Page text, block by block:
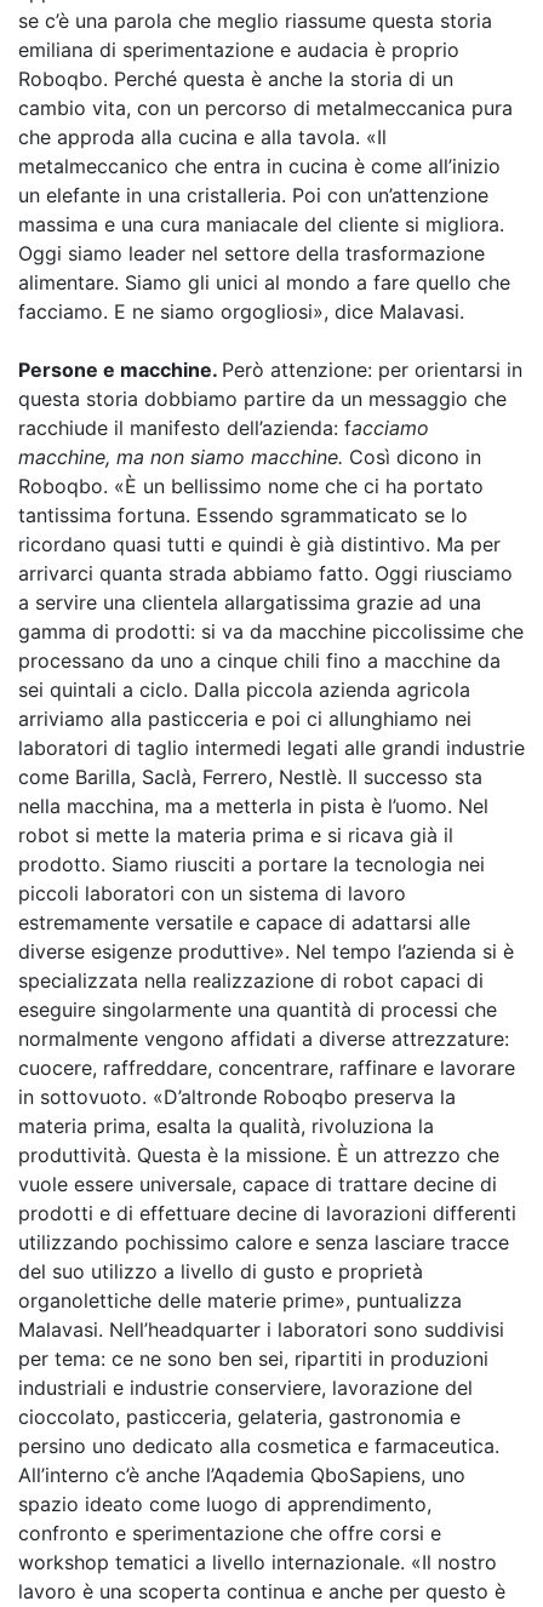
se c’è una parola che meglio riassume questa storia
emiliana di sperimentazione e audacia è proprio
Roboqbo. Perché questa è anche la storia di un
cambio vita, con un percorso di metalmeccanica pura
che approda alla cucina e alla tavola. «Il
metalmeccanico che entra in cucina è come all’inizio
un elefante in una cristalleria. Poi con un’attenzione
massima e una cura maniacale del cliente si migliora.
Oggi siamo leader nel settore della trasformazione
alimentare. Siamo gli unici al mondo a fare quello che
facciamo. E ne siamo orgogliosi», dice Malavasi.
Persone e macchine. Però attenzione: per orientarsi in
questa storia dobbiamo partire da un messaggio che
racchiude il manifesto dell’azienda: facciamo
macchine, ma non siamo macchine. Così dicono in
Roboqbo. «È un bellissimo nome che ci ha portato
tantissima fortuna. Essendo sgrammaticato se lo
ricordano quasi tutti e quindi è già distintivo. Ma per
arrivarci quanta strada abbiamo fatto. Oggi riusciamo
a servire una clientela allargatissima grazie ad una
gamma di prodotti: si va da macchine piccolissime che
processano da uno a cinque chili fino a macchine da
sei quintali a ciclo. Dalla piccola azienda agricola
arriviamo alla pasticceria e poi ci allunghiamo nei
laboratori di taglio intermedi legati alle grandi industrie
come Barilla, Saclà, Ferrero, Nestlè. Il successo sta
nella macchina, ma a metterla in pista è l’uomo. Nel
robot si mette la materia prima e si ricava già il
prodotto. Siamo riusciti a portare la tecnologia nei
piccoli laboratori con un sistema di lavoro
estremamente versatile e capace di adattarsi alle
diverse esigenze produttive». Nel tempo l’azienda si è
specializzata nella realizzazione di robot capaci di
eseguire singolarmente una quantità di processi che
normalmente vengono affidati a diverse attrezzature:
cuocere, raffreddare, concentrare, raffinare e lavorare
in sottovuoto. «D’altronde Roboqbo preserva la
materia prima, esalta la qualità, rivoluziona la
produttività. Questa è la missione. È un attrezzo che
vuole essere universale, capace di trattare decine di
prodotti e di effettuare decine di lavorazioni differenti
utilizzando pochissimo calore e senza lasciare tracce
del suo utilizzo a livello di gusto e proprietà
organolettiche delle materie prime», puntualizza
Malavasi. Nell’headquarter i laboratori sono suddivisi
per tema: ce ne sono ben sei, ripartiti in produzioni
industriali e industrie conserviere, lavorazione del
cioccolato, pasticceria, gelateria, gastronomia e
persino uno dedicato alla cosmetica e farmaceutica.
All’interno c’è anche l’Aqademia QboSapiens, uno
spazio ideato come luogo di apprendimento,
confronto e sperimentazione che offre corsi e
workshop tematici a livello internazionale. «Il nostro
lavoro è una scoperta continua e anche per questo è